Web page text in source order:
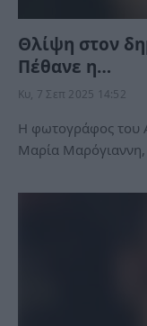
Θλίψη στον
Πέθανε η…
Κυ, 7 Σεπ 2025 14:52
Η φωτογράφος του
Μαρία Μαρόγιαννη,